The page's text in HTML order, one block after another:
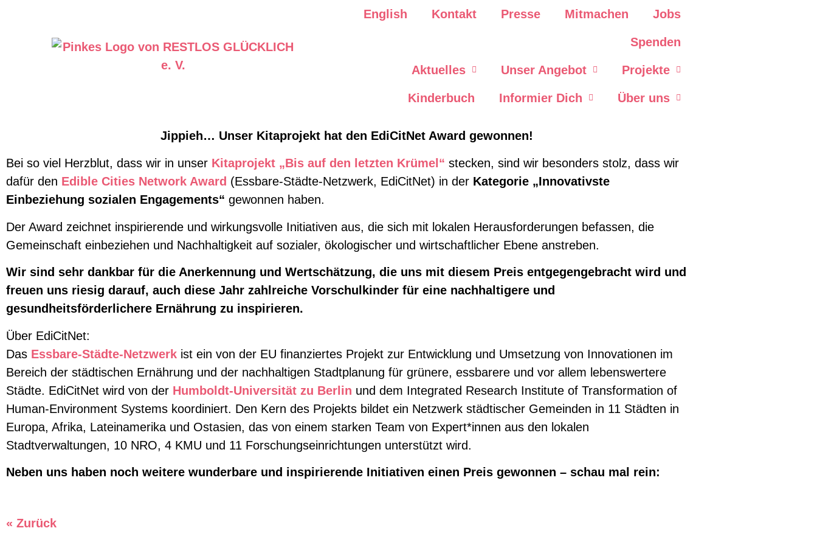
English Kontakt Presse Mitmachen Jobs
Spenden
Aktuelles Unser Angebot Projekte
Kinderbuch Informier Dich Über uns
Jippieh… Unser Kitaprojekt hat den EdiCitNet Award gewonnen!
Bei so viel Herzblut, dass wir in unser Kitaprojekt „Bis auf den letzten Krümel“ stecken, sind wir besonders stolz, dass wir
dafür den Edible Cities Network Award (Essbare-Städte-Netzwerk, EdiCitNet) in der Kategorie „Innovativste
Einbeziehung sozialen Engagements“ gewonnen haben.
Der Award zeichnet inspirierende und wirkungsvolle Initiativen aus, die sich mit lokalen Herausforderungen befassen, die
Gemeinschaft einbeziehen und Nachhaltigkeit auf sozialer, ökologischer und wirtschaftlicher Ebene anstreben.
Wir sind sehr dankbar für die Anerkennung und Wertschätzung, die uns mit diesem Preis entgegengebracht wird und
freuen uns riesig darauf, auch diese Jahr zahlreiche Vorschulkinder für eine nachhaltigere und
gesundheitsförderlichere Ernährung zu inspirieren.
Über EdiCitNet:
Das Essbare-Städte-Netzwerk ist ein von der EU finanziertes Projekt zur Entwicklung und Umsetzung von Innovationen im
Bereich der städtischen Ernährung und der nachhaltigen Stadtplanung für grünere, essbarere und vor allem lebenswertere
Städte. EdiCitNet wird von der Humboldt-Universität zu Berlin und dem Integrated Research Institute of Transformation of
Human-Environment Systems koordiniert. Den Kern des Projekts bildet ein Netzwerk städtischer Gemeinden in 11 Städten in
Europa, Afrika, Lateinamerika und Ostasien, das von einem starken Team von Expert*innen aus den lokalen
Stadtverwaltungen, 10 NRO, 4 KMU und 11 Forschungseinrichtungen unterstützt wird.
Neben uns haben noch weitere wunderbare und inspirierende Initiativen einen Preis gewonnen – schau mal rein:
« Zurück